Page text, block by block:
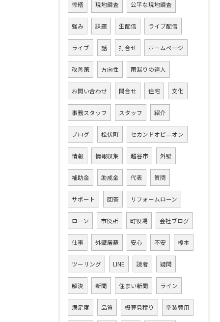
修繕 現地調査 公平な現地調査
強み 課題 生配信 ライブ配信
ライブ 話 打合せ ホームページ
改善策 方向性 雨漏りの達人
お問い合わせ 問合せ 住宅 文化
事務スタッフ スタッフ 紹介
ブログ 松伏町 セカンドオピニオン
情報 情報収集 越谷市 外壁
補助金 助成金 代表 質問
サポート 回答 リフォームローン
ローン 市役所 町役場 会社ブログ
仕事 外壁屠蘇 安心 不安 榎本
ツーリング LINE 読者 疑問
解決 新聞 住まい新聞 ライン
満足度 品質 概算見積り 塗装費用